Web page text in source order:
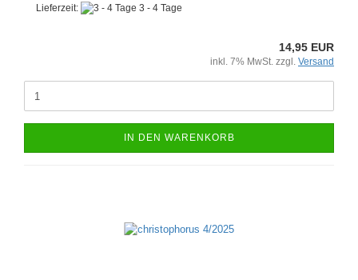
Lieferzeit: 3 - 4 Tage
14,95 EUR
inkl. 7% MwSt. zzgl. Versand
IN DEN WARENKORB